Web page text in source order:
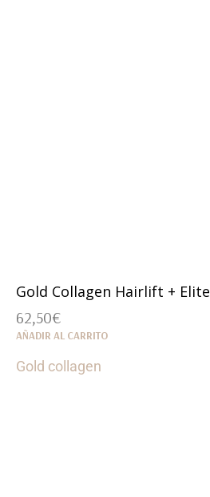
Gold Collagen Hairlift + Elite
62,50€
AÑADIR AL CARRITO
Gold collagen